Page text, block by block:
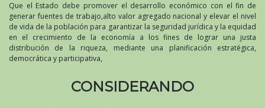
Que el Estado debe promover el desarrollo económico con el fin de
generar fuentes de trabajo,alto valor agregado nacional y elevar el nivel
de vida de la población para garantizar la seguridad jurídica y la equidad
en el crecimiento de la economía a los fines de lograr una justa
distribución de la riqueza, mediante una planificación estratégica,
democrática y participativa,
CONSIDERANDO